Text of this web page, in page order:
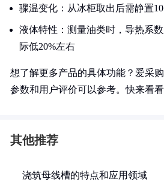
骤温变化：从冰柜取出后需静置
液体特性：测量油类时，导热系
际低20%左右
想了解更多产品的具体功能？爱采
参数和用户评价可以参考。快来看看
其他推荐
浇筑母线槽的特点和应用领域